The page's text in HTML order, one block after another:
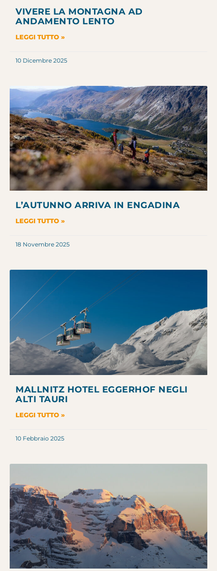
VIVERE LA MONTAGNA AD
ANDAMENTO LENTO
LEGGI TUTTO »
10 Dicembre 2025
L’AUTUNNO ARRIVA IN ENGADINA
LEGGI TUTTO »
18 Novembre 2025
MALLNITZ HOTEL EGGERHOF NEGLI
ALTI TAURI
LEGGI TUTTO »
10 Febbraio 2025